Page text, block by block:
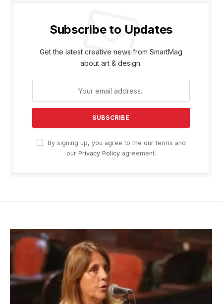
Subscribe to Updates
Get the latest creative news from SmartMag
about art & design.
By signing up, you agree to the our terms and
our Privacy Policyagreement.